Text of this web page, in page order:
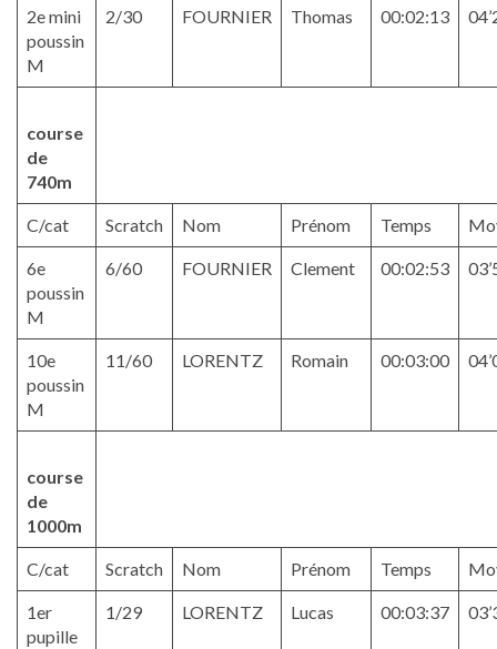
2e mini
poussin
M
2/30 FOURNIER Thomas 00:02:13
course
de
740m
C/cat Scratch Nom Prénom Temps
6e
poussin
M
6/60 FOURNIER Clement 00:02:53
10e
poussin
M
11/60 LORENTZ Romain 00:03:00
course
de
1000m
C/cat Scratch Nom Prénom Temps
1er
pupille
1/29 LORENTZ Lucas 00:03:37